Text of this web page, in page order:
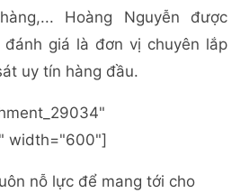
Hoàng Nguyễn được
đánh giá là đơn vị chuyên lắp
uy tín hàng đầu.
width="600"]